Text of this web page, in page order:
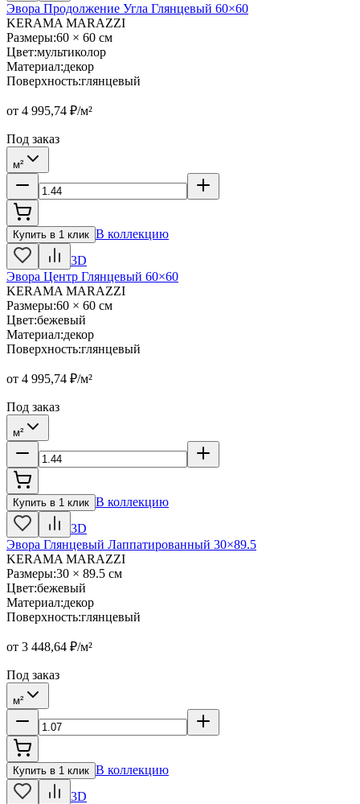
Эвора Продолжение Угла Глянцевый 60×60
KERAMA MARAZZI
Размеры:60 × 60 см
Цвет:мультиколор
Материал:декор
Поверхность:глянцевый
от 4 995,74 ₽/м²
Под заказ
м²
Купить в 1 клик В коллекцию
3D
Эвора Центр Глянцевый 60×60
KERAMA MARAZZI
Размеры:60 × 60 см
Цвет:бежевый
Материал:декор
Поверхность:глянцевый
от 4 995,74 ₽/м²
Под заказ
м²
Купить в 1 клик В коллекцию
3D
Эвора Глянцевый Лаппатированный 30×89.5
KERAMA MARAZZI
Размеры:30 × 89.5 см
Цвет:бежевый
Материал:декор
Поверхность:глянцевый
от 3 448,64 ₽/м²
Под заказ
м²
Купить в 1 клик В коллекцию
3D